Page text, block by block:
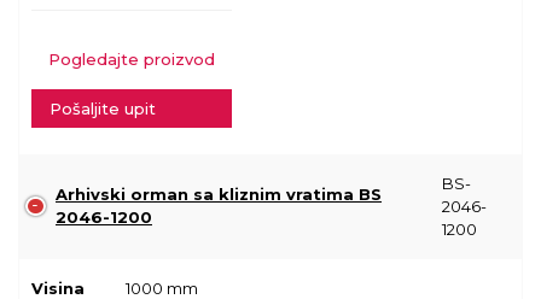
Pogledajte proizvod
Pošaljite upit
Arhivski orman sa kliznim vratima BS
2046-1200
BS-
2046-
1200
Visina 1000 mm